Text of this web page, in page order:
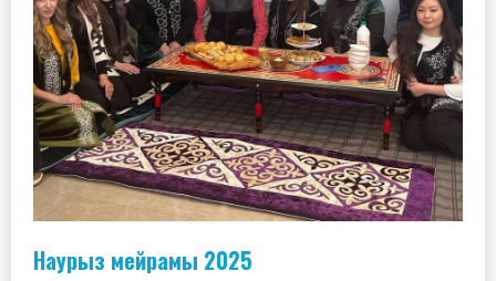
Наурыз мейрамы 2025